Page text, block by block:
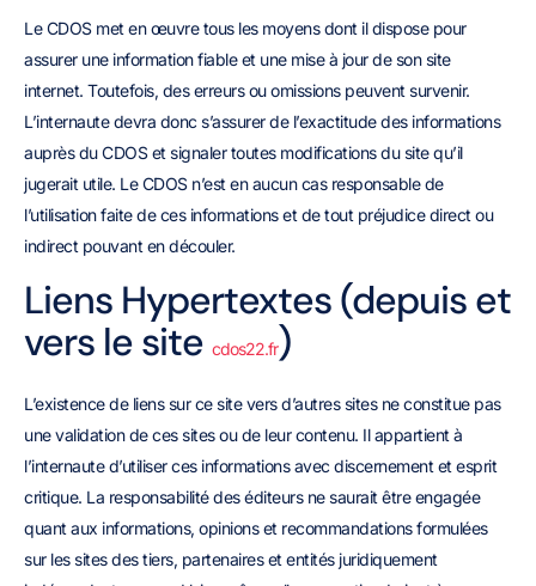
Le CDOS met en œuvre tous les moyens dont il dispose pour
assurer une information fiable et une mise à jour de son site
internet. Toutefois, des erreurs ou omissions peuvent survenir.
L’internaute devra donc s’assurer de l’exactitude des informations
auprès du CDOS et signaler toutes modifications du site qu’il
jugerait utile. Le CDOS n’est en aucun cas responsable de
l’utilisation faite de ces informations et de tout préjudice direct ou
indirect pouvant en découler.
Liens Hypertextes (depuis et
vers le site cdos22.fr)
L’existence de liens sur ce site vers d’autres sites ne constitue pas
une validation de ces sites ou de leur contenu. Il appartient à
l’internaute d’utiliser ces informations avec discernement et esprit
critique. La responsabilité des éditeurs ne saurait être engagée
quant aux informations, opinions et recommandations formulées
sur les sites des tiers, partenaires et entités juridiquement